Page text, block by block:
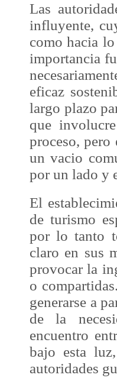
Las
influyente,
como hacia
importancia
eficaz
largo plazo
que
proceso, pero
un vacio
por un lado y
El
de turismo
por lo tanto
claro en sus
provocar la
o
generarse a
de la
encuentro
bajo esta
autoridades